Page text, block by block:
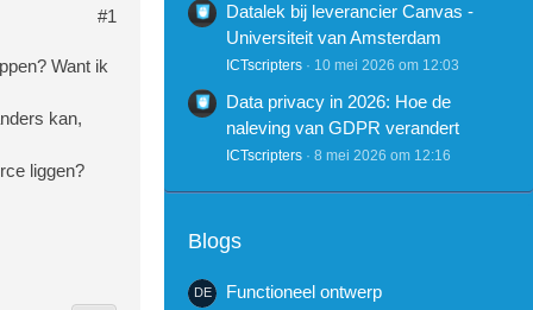
#1
Want ik
kan,
liggen?
Datalek bij leverancier Canvas -
Universiteit van Amsterdam
ICTscripters 10 mei 2026 om 12:03
Data privacy in 2026: Hoe de
naleving van GDPR verandert
ICTscripters 8 mei 2026 om 12:16
Blogs
Functioneel ontwerp